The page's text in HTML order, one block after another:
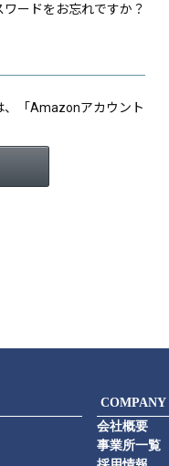
ワードをお忘れですか？
「Amazonアカウント
COMPANY
会社概要
事業所一覧